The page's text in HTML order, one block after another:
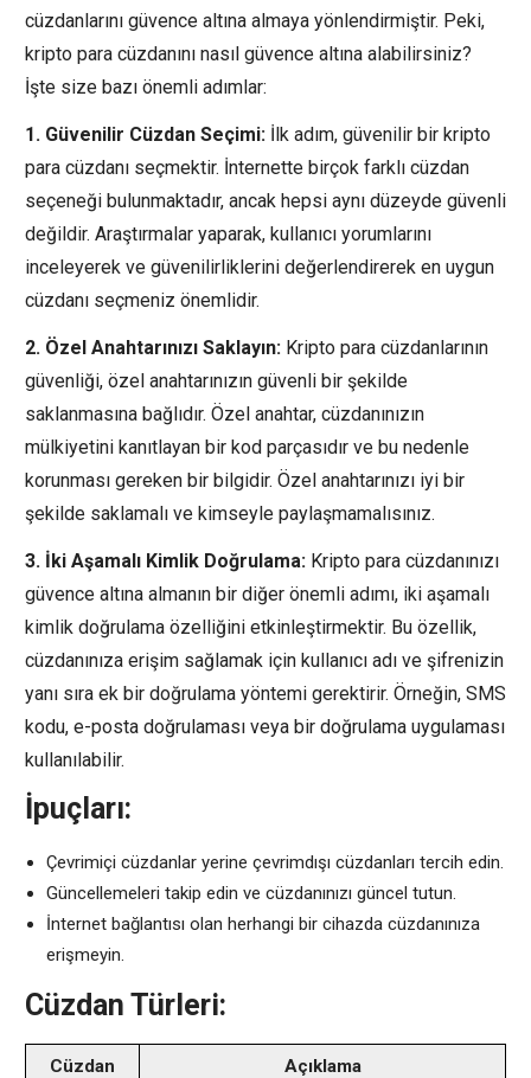
cüzdanlarını güvence altına almaya yönlendirmiştir. Peki,
kripto para cüzdanını nasıl güvence altına alabilirsiniz?
İşte size bazı önemli adımlar:
1. Güvenilir Cüzdan Seçimi: İlk adım, güvenilir bir kripto
para cüzdanı seçmektir. İnternette birçok farklı cüzdan
seçeneği bulunmaktadır, ancak hepsi aynı düzeyde güvenli
değildir. Araştırmalar yaparak, kullanıcı yorumlarını
inceleyerek ve güvenilirliklerini değerlendirerek en uygun
cüzdanı seçmeniz önemlidir.
2. Özel Anahtarınızı Saklayın: Kripto para cüzdanlarının
güvenliği, özel anahtarınızın güvenli bir şekilde
saklanmasına bağlıdır. Özel anahtar, cüzdanınızın
mülkiyetini kanıtlayan bir kod parçasıdır ve bu nedenle
korunması gereken bir bilgidir. Özel anahtarınızı iyi bir
şekilde saklamalı ve kimseyle paylaşmamalısınız.
3. İki Aşamalı Kimlik Doğrulama: Kripto para cüzdanınızı
güvence altına almanın bir diğer önemli adımı, iki aşamalı
kimlik doğrulama özelliğini etkinleştirmektir. Bu özellik,
cüzdanınıza erişim sağlamak için kullanıcı adı ve şifrenizin
yanı sıra ek bir doğrulama yöntemi gerektirir. Örneğin, SMS
kodu, e-posta doğrulaması veya bir doğrulama uygulaması
kullanılabilir.
İpuçları:
Çevrimiçi cüzdanlar yerine çevrimdışı cüzdanları tercih edin.
Güncellemeleri takip edin ve cüzdanınızı güncel tutun.
İnternet bağlantısı olan herhangi bir cihazda cüzdanınıza
erişmeyin.
Cüzdan Türleri:
Cüzdan
Açıklama